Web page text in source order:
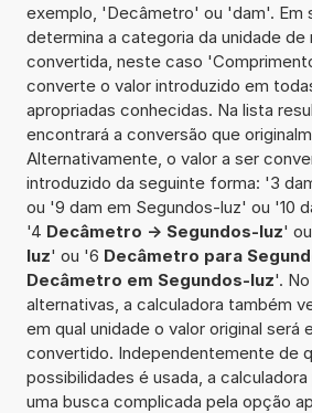
exemplo, 'Decâmetro' ou 'dam'. Em
determina a categoria da unidade de
convertida, neste caso
converte o valor introduzido em
apropriadas conhecidas. Na lista
encontrará a conversão que
Alternativamente, o valor a ser
introduzido da seguinte forma: '3
ou '9 dam em Segundos-luz' ou '10
'4 Decâmetro -> Segundos-luz'
luz' ou '6 Decâmetro para
Decâmetro em Segundos-luz'.
alternativas, a calculadora também
em qual unidade o valor original
convertido. Independentemente de
possibilidades é usada, a
uma busca complicada pela opção